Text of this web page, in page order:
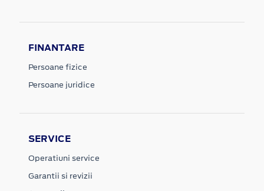
FINANTARE
Persoane fizice
Persoane juridice
SERVICE
Operatiuni service
Garantii si revizii